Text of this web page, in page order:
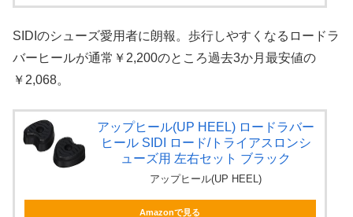
SIDIのシューズ愛用者に朗報。歩行しやすくなるロードラ
バーヒールが通常￥2,200のところ過去3か月最安値の
￥2,068。
アップヒール(UP HEEL) ロードラバー
ヒール SIDI ロード/トライアスロンシ
ューズ用 左右セット ブラック
アップヒール(UP HEEL)
Amazonで見る